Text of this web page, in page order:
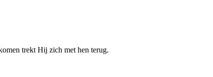
trekt Hij zich met hen terug.